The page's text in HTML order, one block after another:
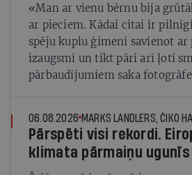
«Man ar vienu bērnu bija
ar pieciem. Kādai citai ir
spēju kuplu ģimeni savienot ar
izaugsmi un tikt pāri arī ļoti
pārbaudījumiem saka
06.08.2026
Pārspēti visi rekordi.
klimata pārmaiņu ugunīs